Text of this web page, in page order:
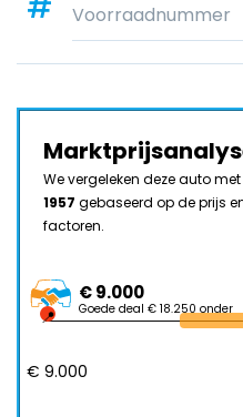
Voorraadnummer
We vergeleken deze auto
1957 gebaseerd op de prijs
factoren.
€ 9.000
Goede deal € 18.250 onder
€ 9.000